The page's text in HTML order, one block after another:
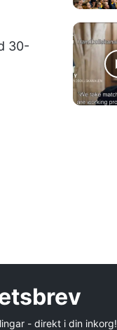
30-
- direkt i din inkorg!